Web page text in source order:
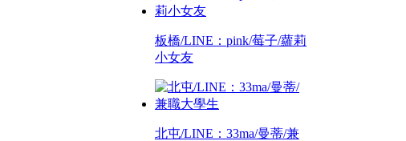
板橋/LINE：pink/莓子/蘿莉
小女友
北屯/LINE：33ma/曼蒂/兼